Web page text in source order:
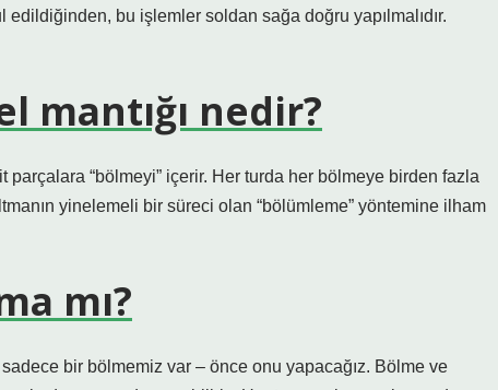
bu işlemler soldan sağa doğru yapılmalıdır.
mantığı nedir?
“bölmeyi” içerir. Her turda her bölmeye birden fazla
yinelemeli bir süreci olan “bölümleme” yöntemine ilham
mı?
bir bölmemiz var – önce onu yapacağız. Bölme ve